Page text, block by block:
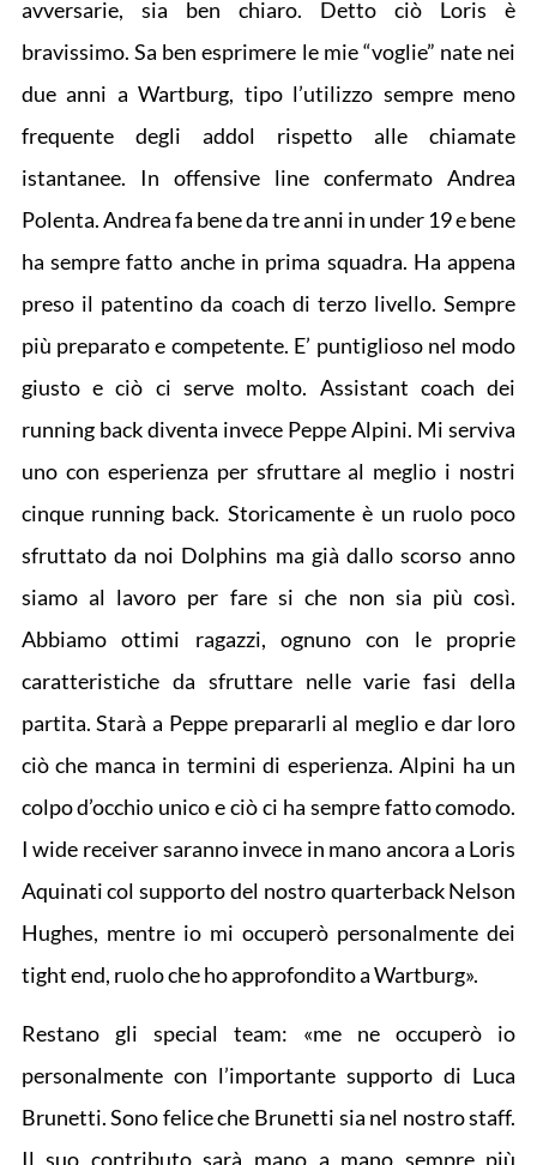
avversarie, sia ben chiaro. Detto ciò Loris è
bravissimo. Sa ben esprimere le mie “voglie” nate nei
due anni a Wartburg, tipo l’utilizzo sempre meno
frequente degli addol rispetto alle chiamate
istantanee. In offensive line confermato Andrea
Polenta. Andrea fa bene da tre anni in under 19 e bene
ha sempre fatto anche in prima squadra. Ha appena
preso il patentino da coach di terzo livello. Sempre
più preparato e competente. E’ puntiglioso nel modo
giusto e ciò ci serve molto. Assistant coach dei
running back diventa invece Peppe Alpini. Mi serviva
uno con esperienza per sfruttare al meglio i nostri
cinque running back. Storicamente è un ruolo poco
sfruttato da noi Dolphins ma già dallo scorso anno
siamo al lavoro per fare si che non sia più così.
Abbiamo ottimi ragazzi, ognuno con le proprie
caratteristiche da sfruttare nelle varie fasi della
partita. Starà a Peppe prepararli al meglio e dar loro
ciò che manca in termini di esperienza. Alpini ha un
colpo d’occhio unico e ciò ci ha sempre fatto comodo.
I wide receiver saranno invece in mano ancora a Loris
Aquinati col supporto del nostro quarterback Nelson
Hughes, mentre io mi occuperò personalmente dei
tight end, ruolo che ho approfondito a Wartburg».
Restano gli special team: «me ne occuperò io
personalmente con l’importante supporto di Luca
Brunetti. Sono felice che Brunetti sia nel nostro staff.
Il suo contributo sarà mano a mano sempre più